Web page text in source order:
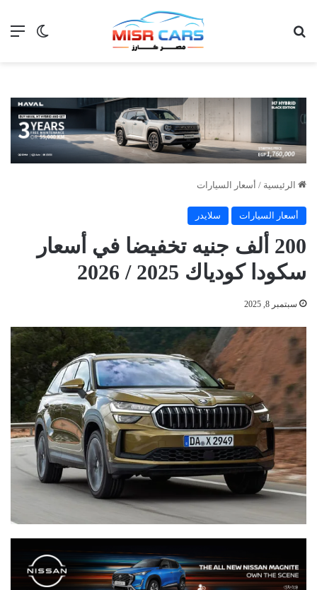
الوضع
الرئيسية / أسعار السيارات
أسعار السيارات سلايدر
200 ألف جنيه تخفيضا في أسعار
سكودا كودياك 2025 / 2026
سبتمبر 8, 2025